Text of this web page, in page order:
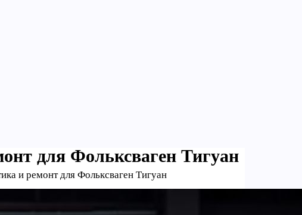
для Фольксваген Тигуан
и ремонт для Фольксваген Тигуан